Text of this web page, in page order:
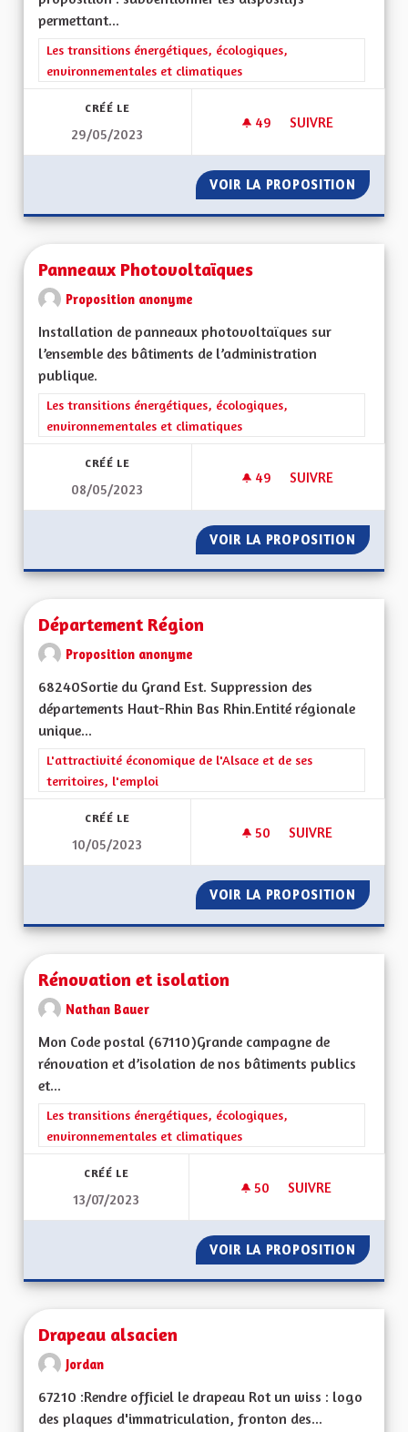
permettant...
Filtrer les résultats de la catégorie : Les transitions
Les transitions énergétiques, écologiques,
environnementales et climatiques
CRÉÉ LE
29/05/2023
49 49 ABONNÉS
SUIVRE
VOIR LA PROPOSITION
Panneaux Photovoltaïques
Proposition anonyme
Installation de panneaux photovoltaïques sur
l’ensemble des bâtiments de l’administration
publique.
Filtrer les résultats de la catégorie : Les transitions
Les transitions énergétiques, écologiques,
environnementales et climatiques
CRÉÉ LE
08/05/2023
49 49 ABONNÉS
SUIVRE
VOIR LA PROPOSITION
Département Région
Proposition anonyme
68240Sortie du Grand Est. Suppression des
départements Haut-Rhin Bas Rhin.Entité régionale
unique...
Filtrer les résultats de la catégorie : L'attractivité
L'attractivité économique de l'Alsace et de ses
territoires, l'emploi
CRÉÉ LE
10/05/2023
50 50 ABONNÉS
SUIVRE
VOIR LA PROPOSITION
Rénovation et isolation
Nathan Bauer
Mon Code postal (67110)Grande campagne de
rénovation et d’isolation de nos bâtiments publics
et...
Filtrer les résultats de la catégorie : Les transitions
Les transitions énergétiques, écologiques,
environnementales et climatiques
CRÉÉ LE
13/07/2023
50 50 ABONNÉS
SUIVRE
VOIR LA PROPOSITION
Drapeau alsacien
Jordan
67210 :Rendre officiel le drapeau Rot un wiss : logo
des plaques d'immatriculation, fronton des...